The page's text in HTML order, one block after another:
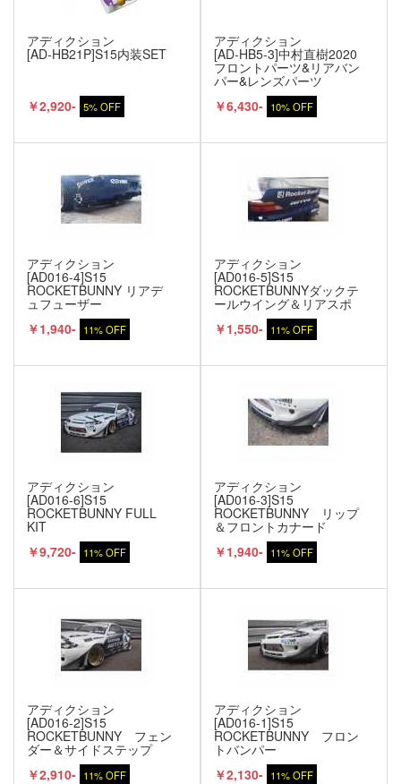
アディクション
[AD-HB21P]S15内装SET
￥2,920- 5% OFF
アディクション
[AD-HB5-3]中村直樹2020
フロントパーツ&リアバン
パー&レンズパーツ
￥6,430- 10% OFF
アディクション
[AD016-4]S15
ROCKETBUNNY リアデ
ュフューザー
￥1,940- 11% OFF
アディクション
[AD016-5]S15
ROCKETBUNNYダックテ
ールウイング＆リアスポ
￥1,550- 11% OFF
アディクション
[AD016-6]S15
ROCKETBUNNY FULL
KIT
￥9,720- 11% OFF
アディクション
[AD016-3]S15
ROCKETBUNNY リップ
＆フロントカナード
￥1,940- 11% OFF
アディクション
[AD016-2]S15
ROCKETBUNNY フェン
ダー＆サイドステップ
￥2,910- 11% OFF
アディクション
[AD016-1]S15
ROCKETBUNNY フロン
トバンパー
￥2,130- 11% OFF